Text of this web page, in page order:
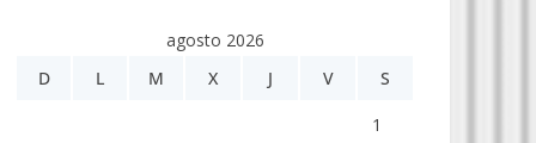
agosto 2026
D
L M X J V S
1